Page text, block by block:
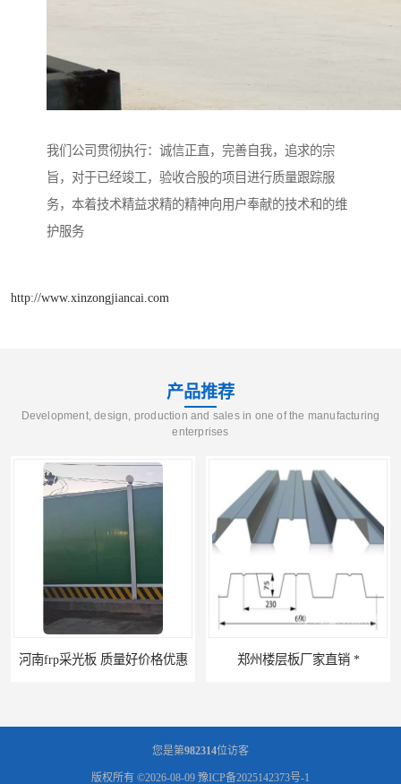
我们公司贯彻执行：诚信正直，完善自我，追求的宗
旨，对于已经竣工，验收合股的项目进行质量跟踪服
务，本着技术精益求精的精神向用户奉献的技术和的维
护服务
http://www.xinzongjiancai.com
产品推荐
Development, design, production and sales in one of the manufacturing
enterprises
河南frp采光板 质量好价格优惠 郑州楼层板厂家直销 *
您是第982314位访客
版权所有 ©2026-08-09 豫ICP备2025142373号-1